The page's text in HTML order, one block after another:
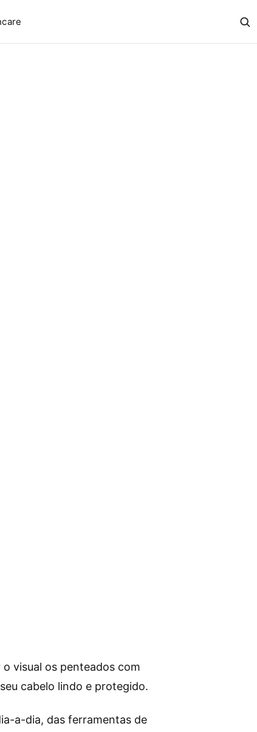
visual os penteados com
cabelo lindo e protegido.
a-dia, das ferramentas de